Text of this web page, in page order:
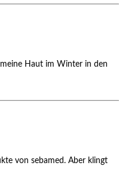
meine Haut im Winter in den
von sebamed. Aber klingt